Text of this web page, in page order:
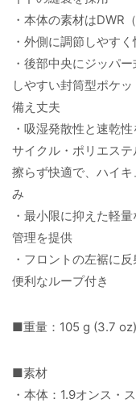
・本体の素材はDWR
・外側に調節しやす
・後部中央にジッパ
しやすい封筒型ポケ
備え丈夫
・吸湿発散性と速乾
サイクル・ポリエス
擦らず快適で、ハイ
み
・最小限に抑えた軽
管理を提供
・フロントの左裾に
便利なループ付き
■重量：105 g (3.7 oz)
■素材
・本体：1.9オンス・